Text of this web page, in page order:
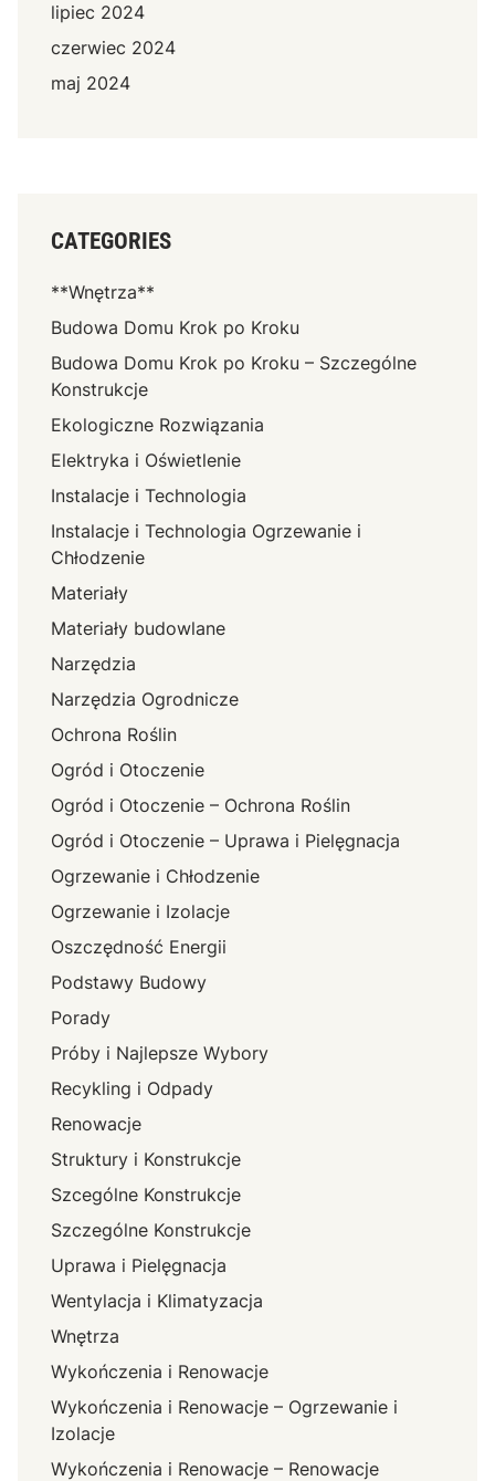
lipiec 2024
czerwiec 2024
maj 2024
CATEGORIES
**Wnętrza**
Budowa Domu Krok po Kroku
Budowa Domu Krok po Kroku – Szczególne
Konstrukcje
Ekologiczne Rozwiązania
Elektryka i Oświetlenie
Instalacje i Technologia
Instalacje i Technologia Ogrzewanie i
Chłodzenie
Materiały
Materiały budowlane
Narzędzia
Narzędzia Ogrodnicze
Ochrona Roślin
Ogród i Otoczenie
Ogród i Otoczenie – Ochrona Roślin
Ogród i Otoczenie – Uprawa i Pielęgnacja
Ogrzewanie i Chłodzenie
Ogrzewanie i Izolacje
Oszczędność Energii
Podstawy Budowy
Porady
Próby i Najlepsze Wybory
Recykling i Odpady
Renowacje
Struktury i Konstrukcje
Szcególne Konstrukcje
Szczególne Konstrukcje
Uprawa i Pielęgnacja
Wentylacja i Klimatyzacja
Wnętrza
Wykończenia i Renowacje
Wykończenia i Renowacje – Ogrzewanie i
Izolacje
Wykończenia i Renowacje – Renowacje